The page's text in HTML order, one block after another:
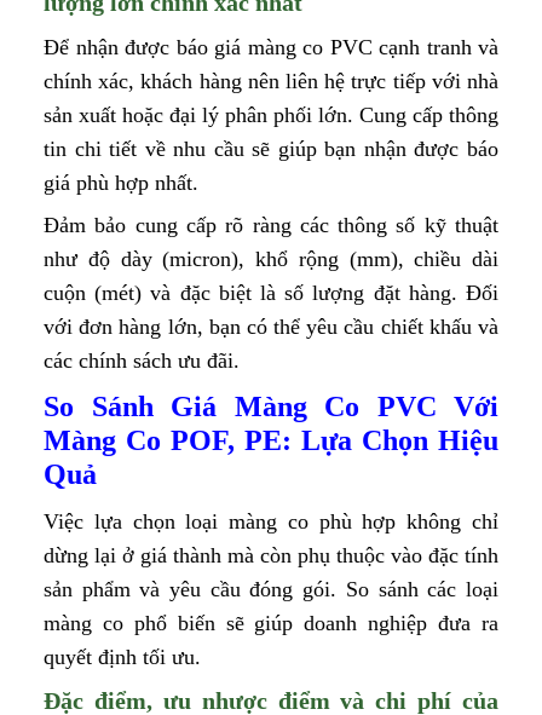
Để nhận được báo giá màng co PVC cạnh tranh và
chính xác, khách hàng nên liên hệ trực tiếp với nhà
sản xuất hoặc đại lý phân phối lớn. Cung cấp thông
tin chi tiết về nhu cầu sẽ giúp bạn nhận được báo
giá phù hợp nhất.
Đảm bảo cung cấp rõ ràng các thông số kỹ thuật
như độ dày (micron), khổ rộng (mm), chiều dài
cuộn (mét) và đặc biệt là số lượng đặt hàng. Đối
với đơn hàng lớn, bạn có thể yêu cầu chiết khấu và
các chính sách ưu đãi.
So Sánh Giá Màng Co PVC Với
Màng Co POF, PE: Lựa Chọn Hiệu
Quả
Việc lựa chọn loại màng co phù hợp không chỉ
dừng lại ở giá thành mà còn phụ thuộc vào đặc tính
sản phẩm và yêu cầu đóng gói. So sánh các loại
màng co phổ biến sẽ giúp doanh nghiệp đưa ra
quyết định tối ưu.
Đặc điểm, ưu nhược điểm và chi phí của